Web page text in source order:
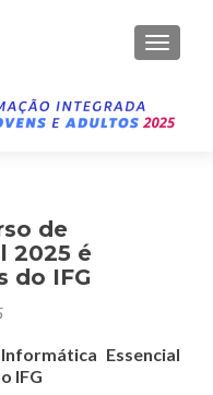
de
2025 é
do IFG
Essencial
IFG